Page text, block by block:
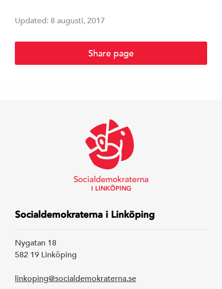
Updated: 8 augusti, 2017
Share page
I LINKÖPING
Socialdemokraterna i Linköping
Nygatan 18
582 19 Linköping
linkoping@socialdemokraterna.se